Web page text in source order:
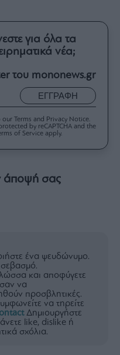
για όλα τα
νέα;
του mononews.gr
ΕΓΓΡΑΦΗ
Terms and Privacy Notice.
by reCAPTCHA and the
of Service apply.
άποψή σας
ένα ψευδώνυμο.
και αποφύγετε
να
προσβλητικές.
να τηρείτε
Δημιουργήστε
like, dislike ή
σχόλια.